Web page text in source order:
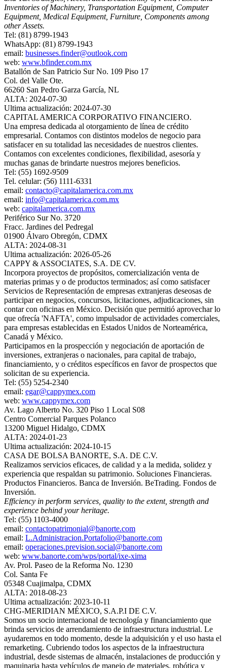
Inventories of Machinery, Transportation Equipment, Computer
Equipment, Medical Equipment, Furniture, Components among
other Assets.
Tel: (81) 8799-1943
WhatsApp: (81) 8799-1943
email: businesses.finder@outlook.com
web: www.bfinder.com.mx
Batallón de San Patricio Sur No. 109 Piso 17
Col. del Valle Ote.
66260 San Pedro Garza García, NL
ALTA: 2024-07-30
Ultima actualización: 2024-07-30
CAPITAL AMERICA CORPORATIVO FINANCIERO.
Una empresa dedicada al otorgamiento de línea de crédito
empresarial. Contamos con distintos modelos de negocio para
satisfacer en su ​totalidad las necesidades de nuestros clientes.
Contamos con excelentes ​condiciones, flexibilidad, asesoría y ​
muchas ganas de brindarte ​nuestros mejores beneficios.
Tel: (55) 1692-9509
Tel. celular: (56) 1111-6331
email: contacto@capitalamerica.com.mx
email: info@capitalamerica.com.mx
web: capitalamerica.com.mx
Periférico Sur No. 3720
Fracc. Jardines del Pedregal
01900 Álvaro Obregón, CDMX
ALTA: 2024-08-31
Ultima actualización: 2026-05-26
CAPPY & ASSOCIATES, S.A. DE CV.
Incorpora proyectos de propósitos, comercialización venta de
materias primas y o de productos terminados; así como satisfacer
Servicios de Representación de empresas extranjeras deseosas de
participar en negocios, concursos, licitaciones, adjudicaciones, sin
contar con oficinas en México. Decisión que permitió aprovechar lo
que ofrecía 'NAFTA', como impulsador de actividades comerciales,
para empresas establecidas en Estados Unidos de Norteamérica,
Canadá y México.
Participamos en la prospección y negociación de aportación de
inversiones, extranjeras o nacionales, para capital de trabajo,
financiamiento, y o créditos específicos en favor de prospectos que
solicitan de su experiencia.
Tel: (55) 5254-2340
email: egar@cappymex.com
web: www.cappymex.com
Av. Lago Alberto No. 320 Piso 1 Local S08
Centro Comercial Parques Polanco
13200 Miguel Hidalgo, CDMX
ALTA: 2024-01-23
Ultima actualización: 2024-10-15
CASA DE BOLSA BANORTE, S.A. DE C.V.
Realizamos servicios eficaces, de calidad y a la medida, solidez y
experiencia que respaldan su patrimonio. Soluciones Financieras.
Productos Financieros. Banca de Inversión. BeTrading. Fondos de
Inversión.
Efficiency in perform services, quality to the extent, strength and
experience behind your heritage.
Tel: (55) 1103-4000
email: contactopatrimonial@banorte.com
email: L.Administracion.Portafolio@banorte.com
email: operaciones.prevision.social@banorte.com
web: www.banorte.com/wps/portal/ixe-xima
Av. Prol. Paseo de la Reforma No. 1230
Col. Santa Fe
05348 Cuajimalpa, CDMX
ALTA: 2018-08-23
Ultima actualización: 2023-10-11
CHG-MERIDIAN MÉXICO, S.A.P.I DE C.V.
Somos un socio internacional de tecnología y financiamiento que
brinda servicios de arrendamiento de infraestructura industrial. Le
ayudaremos en todo momento, desde la adquisición y el uso hasta el
remarketing. Cubriendo todos los aspectos de la infraestructura
industrial, desde sistemas de almacén, instalaciones de producción y
maquinaria hasta vehículos de manejo de materiales, robótica y